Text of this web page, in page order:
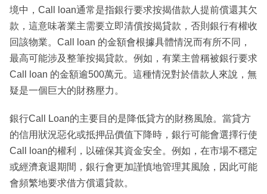
境中，Call loan通常是指銀行要求按揭借款人提前償還其欠
款，這意味著業主需要立即清償按揭貸款，否則銀行有權收
回該物業。Call loan 的金額會根據具體情況而有所不同，
最高可能涉及整筆按揭貸款。例如，有業主曾稱被銀行要求
Call loan 的金額逾500萬元。這種情況對於借款人來說，無
疑是一個巨大的財務壓力。
銀行Call Loan的主要目的是降低貸方的財務風險。當貸方
的信用狀況惡化或抵押品價值下降時，銀行可能會選擇行使
Call loan的權利，以確保其資金安全。例如，在市場不穩定
或經濟衰退期間，銀行會更加謹慎地管理其風險，因此可能
會頻繁地要求借方償還貸款。